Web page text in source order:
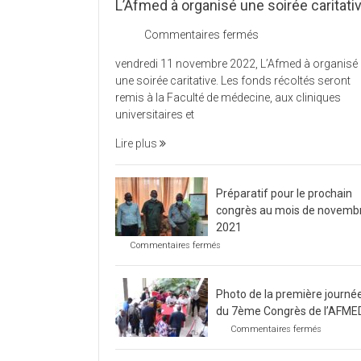
L’Afmed à organisé une soirée
Commentaires fermés
à
organisé
une
vendredi 11 novembre 2022, L’Afmed à organisé
une soirée caritative. Les fonds récoltés seront
remis à la Faculté de médecine, aux cliniques
universitaires et
Lire plus
Préparatif pour le prochain
congrès au mois de
2021
Commentaires fermés
prochain
congrès
mois
de
Photo de la première
du 7ème Congrès de
Commentaires fermés